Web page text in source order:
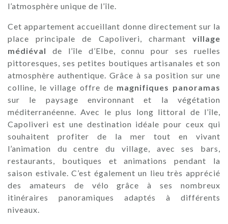
l’atmosphère unique de l’île.
Cet appartement accueillant donne directement sur la
place principale de Capoliveri, charmant village
médiéval
de l’île d’Elbe, connu pour ses ruelles
pittoresques, ses petites boutiques artisanales et son
atmosphère authentique. Grâce à sa position sur une
colline, le village offre de magnifiques panoramas
sur le paysage environnant et la végétation
méditerranéenne. Avec le plus long littoral de l’île,
Capoliveri est une destination idéale pour ceux qui
souhaitent profiter de la mer tout en vivant
l’animation du centre du village, avec ses bars,
restaurants, boutiques et animations pendant la
saison estivale. C’est également un lieu très apprécié
des amateurs de vélo grâce à ses nombreux
itinéraires panoramiques adaptés à différents
niveaux.